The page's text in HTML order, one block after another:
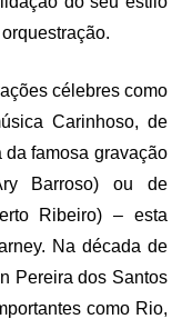
célebres como
Carinhoso, de
famosa gravação
Barroso) ou de
Ribeiro) – esta
Na década de
Pereira dos Santos
como Rio,